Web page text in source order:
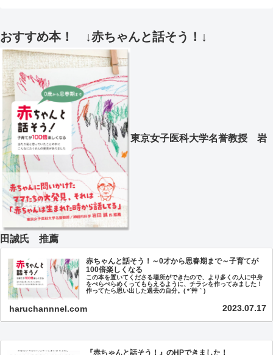
おすすめ本！ ↓赤ちゃんと話そう！↓
東京女子医科大学名誉教授 岩
田誠氏 推薦
赤ちゃんと話そう！～0才から思春期まで～子育てが
100倍楽しくなる
この本を置いてくださる場所ができたので、より多くの人に中身
をぺらぺらめくってもらえるように、チラシを作ってみました！
作ってたら思い出した過去の自分。( *´艸｀)
haruchannnel.com 2023.07.17
『赤ちゃんと話そう！』のHPできました！